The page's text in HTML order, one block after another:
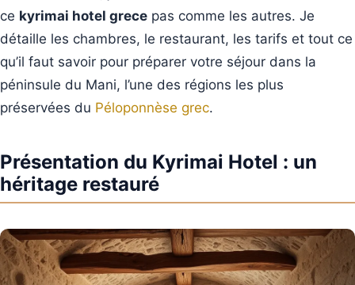
ce kyrimai hotel grece pas comme les autres. Je
détaille les chambres, le restaurant, les tarifs et tout ce
qu’il faut savoir pour préparer votre séjour dans la
péninsule du Mani, l’une des régions les plus
préservées du Péloponnèse grec.
Présentation du Kyrimai Hotel : un
héritage restauré